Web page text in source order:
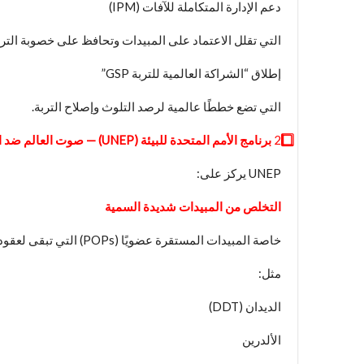
دعم الإدارة المتكاملة للآفات (IPM)
التي تقلل الاعتماد على المبيدات وتحافظ على خصوبة
إطلاق “الشراكة العالمية للتربة GSP”
التي تضع خططًا عالمية لرصد التلوث وإصلاح التربة.
2️ برنامج الأمم المتحدة للبيئة (UNEP) — صوت العالم ضد
UNEP يركز على:
التخلص من المبيدات شديدة السمية
خاصة المبيدات المستقرة عضويًا (POPs) التي تبقى لعقود في التربة.
مثل:
الديدان (DDT)
الألدرين